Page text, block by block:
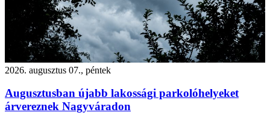
2026. augusztus 07., péntek
Augusztusban újabb lakossági parkolóhelyeket
árvereznek Nagyváradon